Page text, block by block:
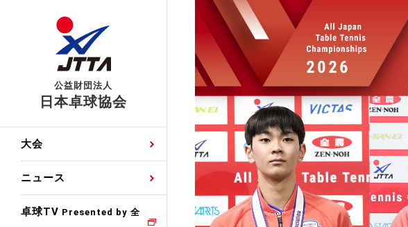
公益財団法人
日本卓球協会
大会 日程
公式記録
国内ランキング
ニュース
大会・試合
日本代表
特集
卓球TV Presented by 全
男子ナショナルチーム選
手・候補
女子ナショナルチーム選
手・候補
卓球の基本的なルール
競技規則
観戦ガイド
協会会員登録
ゼッケンについて
競技者育成事業
卓球協会のミッション
会長あいさつ
役員委員
国際交流届申込みフォーム
国際大会自主参加申請
競技ウエア広告申請